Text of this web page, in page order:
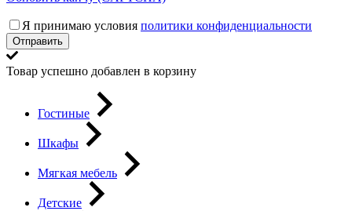
Я принимаю условия политики конфиденциальности
Отправить
Товар успешно добавлен в корзину
Гостиные
Шкафы
Мягкая мебель
Детские